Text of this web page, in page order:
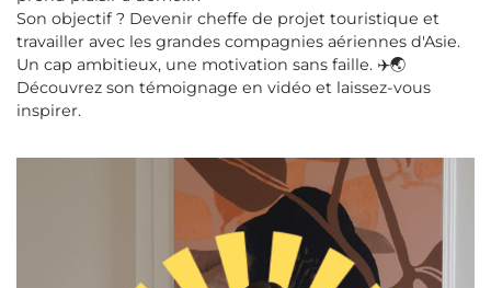
Son objectif ? Devenir cheffe de projet touristique et
travailler avec les grandes compagnies aériennes d'Asie.
Un cap ambitieux, une motivation sans faille. ✈️🌏
Découvrez son témoignage en vidéo et laissez-vous
inspirer.